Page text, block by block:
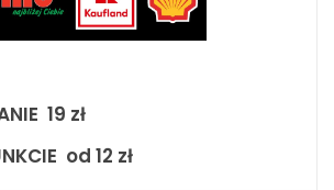
19 zł
od 12 zł